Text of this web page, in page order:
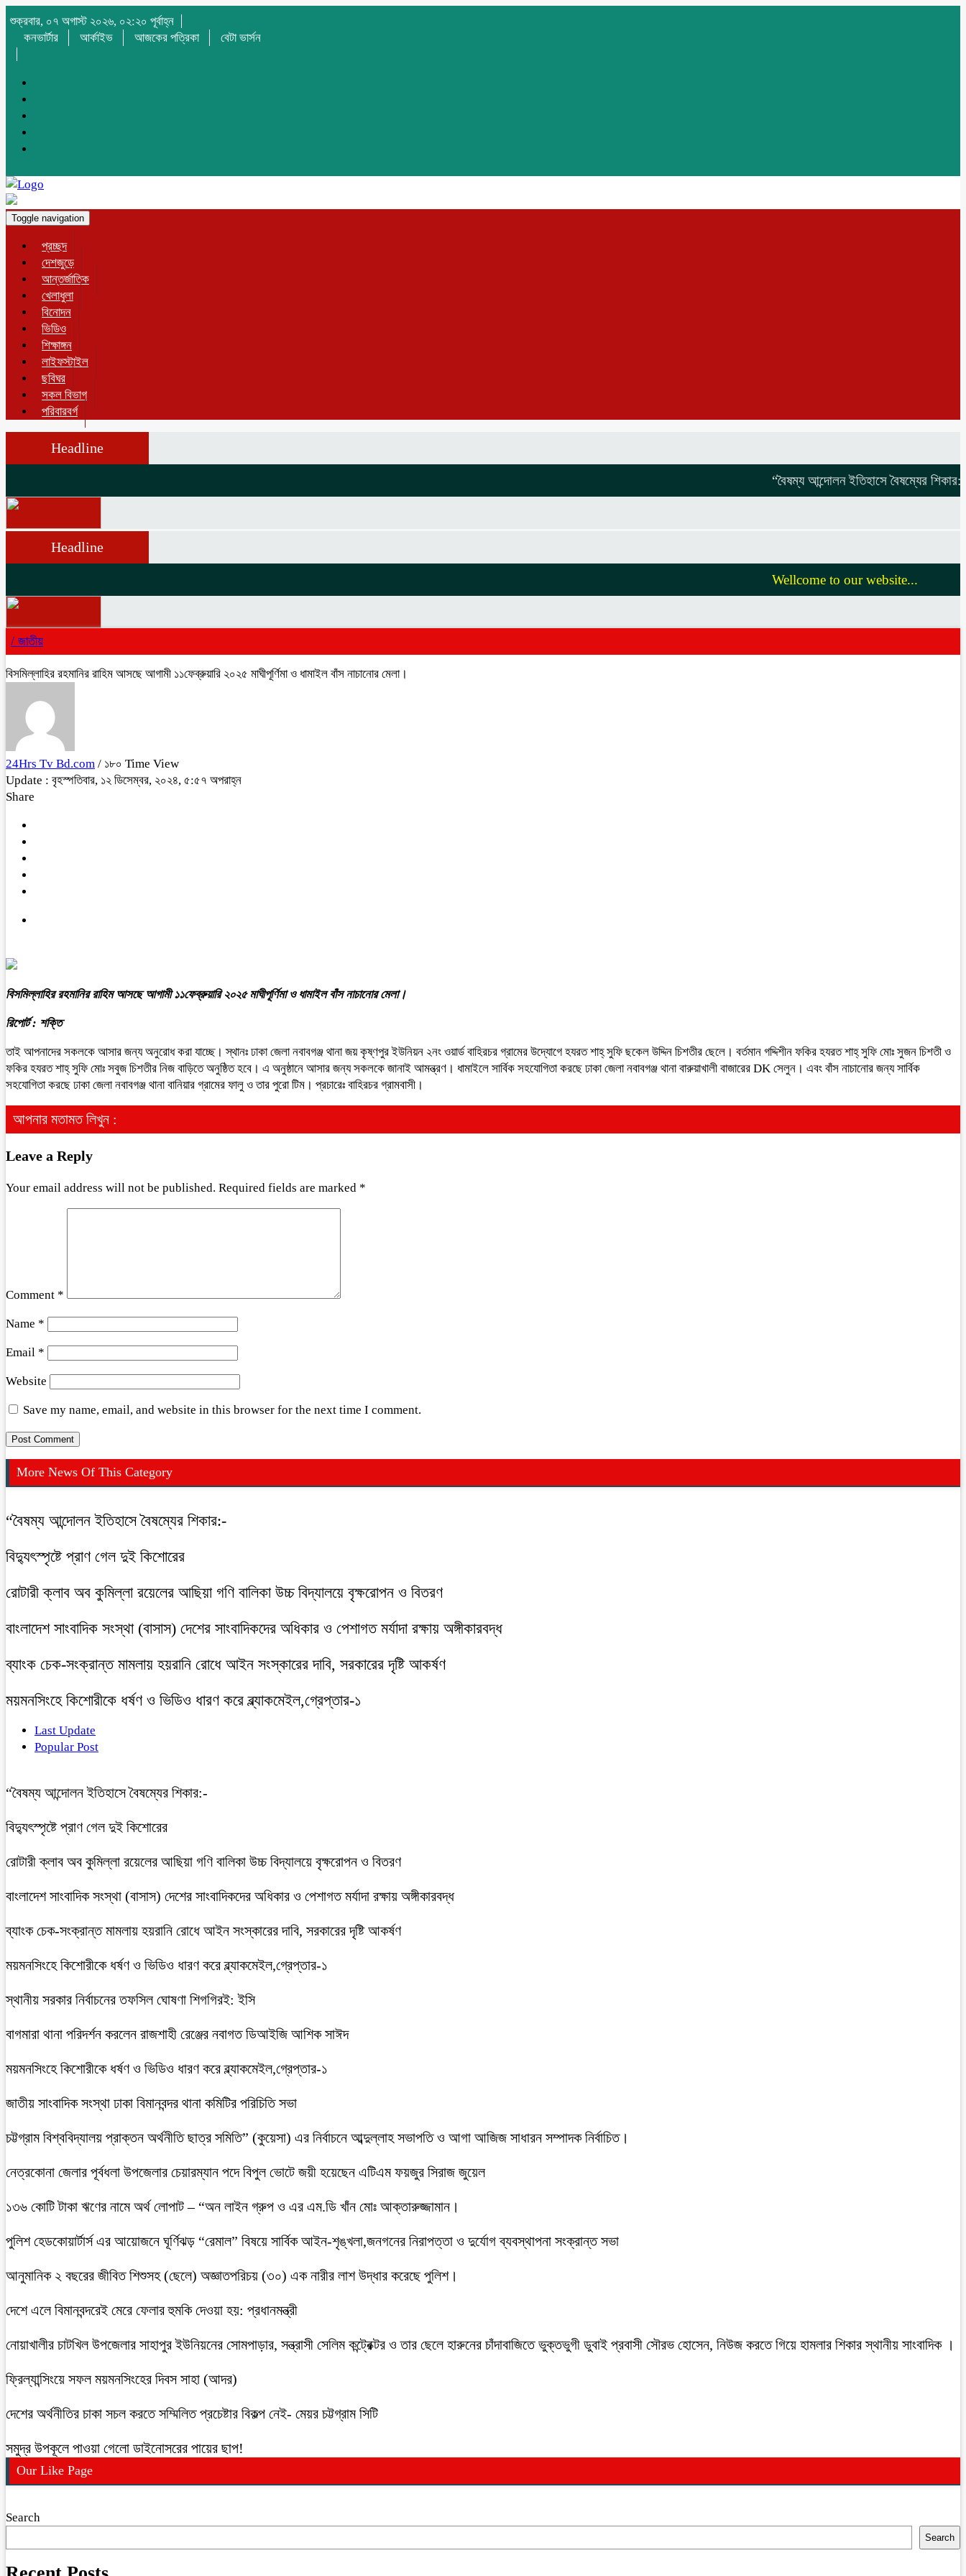
শুক্রবার, ০৭ অগাস্ট ২০২৬, ০২:২০ পূর্বাহ্ন
কনভার্টার
আর্কাইভ আজকের পত্রিকা বেটা ভার্সন
Toggle navigation
প্রচ্ছদ
দেশজুড়ে
আন্তর্জাতিক
খেলাধুলা
বিনোদন
ভিডিও
শিক্ষাঙ্গন
লাইফস্টাইল
ছবিঘর
সকল বিভাগ
পরিবারবর্গ
Headline
“বৈষম্য আন্দোলন ইতিহাসে বৈষম্যের শিকার:-
Headline
Wellcome to our website...
/ জাতীয়
বিসমিল্লাহির রহমানির রাহিম আসছে আগামী ১১ফেব্রুয়ারি ২০২৫ মাঘীপূর্ণিমা ও ধামাইল বাঁস নাচানোর মেলা।
24Hrs Tv Bd.com / ১৮০ Time View
Update : বৃহস্পতিবার, ১২ ডিসেম্বর, ২০২৪, ৫:৫৭ অপরাহ্ন
Share
বিসমিল্লাহির রহমানির রাহিম আসছে আগামী ১১ফেব্রুয়ারি ২০২৫ মাঘীপূর্ণিমা ও ধামাইল বাঁস নাচানোর মেলা।
রিপোর্ট : শক্তি
তাই আপনাদের সকলকে আসার জন্য অনুরোধ করা যাচ্ছে। স্থানঃ ঢাকা জেলা নবাবগঞ্জ থানা জয় কৃষ্ণপুর ইউনিয়ন ২নং ওয়ার্ড বাহিরচর গ্রামের উদ্যোগে হযরত শাহ্ সুফি ছকেল উদ্দিন চিশতীর ছেলে। বর্তমান গদ্দিশীন ফকির হযরত শাহ্ সুফি মোঃ সুজন চিশতী ও
ফকির হযরত শাহ্ সুফি মোঃ সবুজ চিশতীর নিজ বাড়িতে অনুষ্ঠিত হবে। এ অনুষ্ঠানে আসার জন্য সকলকে জানাই আমন্ত্রণ। ধামাইলে সার্বিক সহযোগিতা করছে ঢাকা জেলা নবাবগঞ্জ থানা বারুয়াখালী বাজারের DK সেলুন। এবং বাঁস নাচানোর জন্য সার্বিক
সহযোগিতা করছে ঢাকা জেলা নবাবগঞ্জ থানা বানিয়ার গ্রামের ফালু ও তার পুরো টিম। প্রচারেঃ বাহিরচর গ্রামবাসী।
আপনার মতামত লিখুন :
Leave a Reply
Your email address will not be published. Required fields are marked *
Comment *
Name *
Email *
Website
Save my name, email, and website in this browser for the next time I comment.
More News Of This Category
“বৈষম্য আন্দোলন ইতিহাসে বৈষম্যের শিকার:-
বিদ্যুৎস্পৃষ্টে প্রাণ গেল দুই কিশোরের
রোটারী ক্লাব অব কুমিল্লা রয়েলের আছিয়া গণি বালিকা উচ্চ বিদ্যালয়ে বৃক্ষরোপন ও বিতরণ
বাংলাদেশ সাংবাদিক সংস্থা (বাসাস) দেশের সাংবাদিকদের অধিকার ও পেশাগত মর্যাদা রক্ষায় অঙ্গীকারবদ্ধ
ব্যাংক চেক-সংক্রান্ত মামলায় হয়রানি রোধে আইন সংস্কারের দাবি, সরকারের দৃষ্টি আকর্ষণ
ময়মনসিংহে কিশোরীকে ধর্ষণ ও ভিডিও ধারণ করে ব্ল্যাকমেইল,গ্রেপ্তার-১
Last Update
Popular Post
“বৈষম্য আন্দোলন ইতিহাসে বৈষম্যের শিকার:-
বিদ্যুৎস্পৃষ্টে প্রাণ গেল দুই কিশোরের
রোটারী ক্লাব অব কুমিল্লা রয়েলের আছিয়া গণি বালিকা উচ্চ বিদ্যালয়ে বৃক্ষরোপন ও বিতরণ
বাংলাদেশ সাংবাদিক সংস্থা (বাসাস) দেশের সাংবাদিকদের অধিকার ও পেশাগত মর্যাদা রক্ষায় অঙ্গীকারবদ্ধ
ব্যাংক চেক-সংক্রান্ত মামলায় হয়রানি রোধে আইন সংস্কারের দাবি, সরকারের দৃষ্টি আকর্ষণ
ময়মনসিংহে কিশোরীকে ধর্ষণ ও ভিডিও ধারণ করে ব্ল্যাকমেইল,গ্রেপ্তার-১
স্থানীয় সরকার নির্বাচনের তফসিল ঘোষণা শিগগিরই: ইসি
বাগমারা থানা পরিদর্শন করলেন রাজশাহী রেঞ্জের নবাগত ডিআইজি আশিক সাঈদ
ময়মনসিংহে কিশোরীকে ধর্ষণ ও ভিডিও ধারণ করে ব্ল্যাকমেইল,গ্রেপ্তার-১
জাতীয় সাংবাদিক সংস্থা ঢাকা বিমানবন্দর থানা কমিটির পরিচিতি সভা
চট্টগ্রাম বিশ্ববিদ্যালয় প্রাক্তন অর্থনীতি ছাত্র সমিতি” (কুয়েসা) এর নির্বাচনে আব্দুল্লাহ সভাপতি ও আগা আজিজ সাধারন সম্পাদক নির্বাচিত।
নেত্রকোনা জেলার পূর্বধলা উপজেলার চেয়ারম্যান পদে বিপুল ভোটে জয়ী হয়েছেন এটিএম ফয়জুর সিরাজ জুয়েল
১৩৬ কোটি টাকা ঋণের নামে অর্থ লোপাট – “অন লাইন গ্রুপ ও এর এম.ডি খাঁন মোঃ আক্তারুজ্জামান।
পুলিশ হেডকোয়ার্টার্স এর আয়োজনে ঘূর্ণিঝড় “রেমাল” বিষয়ে সার্বিক আইন-শৃঙ্খলা,জনগনের নিরাপত্তা ও দুর্যোগ ব্যবস্থাপনা সংক্রান্ত সভা
আনুমানিক ২ বছরের জীবিত শিশুসহ (ছেলে) অজ্ঞাতপরিচয় (৩০) এক নারীর লাশ উদ্ধার করেছে পুলিশ।
দেশে এলে বিমানবন্দরেই মেরে ফেলার হুমকি দেওয়া হয়: প্রধানমন্ত্রী
নোয়াখালীর চাটখিল উপজেলার সাহাপুর ইউনিয়নের সোমপাড়ার, সন্ত্রাসী সেলিম কন্ট্রেক্টর ও তার ছেলে হারুনের চাঁদাবাজিতে ভুক্তভুগী ডুবাই প্রবাসী সৌরভ হোসেন, নিউজ করতে গিয়ে হামলার শিকার স্থানীয় সাংবাদিক ।
ফ্রিল্যান্সিংয়ে সফল ময়মনসিংহের দিবস সাহা (আদর)
দেশের অর্থনীতির চাকা সচল করতে সম্মিলিত প্রচেষ্টার বিকল্প নেই- মেয়র চট্টগ্রাম সিটি
সমুদ্র উপকূলে পাওয়া গেলো ডাইনোসরের পায়ের ছাপ!
Our Like Page
Search
Search